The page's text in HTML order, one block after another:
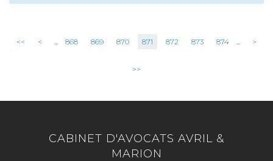
<< < ... 868 869 870 871 872 873 874 ... >
>>
CABINET D'AVOCATS AVRIL &
MARION